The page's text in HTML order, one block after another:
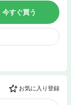
今すぐ買う
お気に入り登録